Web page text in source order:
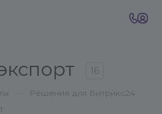
16
Решения для Битрикс24